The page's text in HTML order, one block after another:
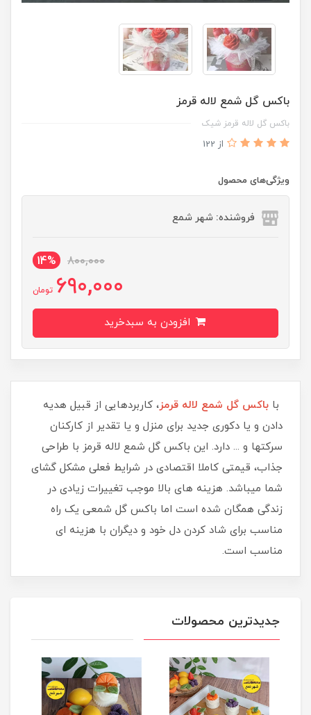
باکس گل شمع لاله قرمز
باکس گل لاله قرمز شیک
از 122
ویژگی‌های محصول
فروشنده: شهر شمع
800,000
14%
690,000 تومان
با باکس گل شمع لاله قرمز، کاربردهایی از قبیل هدیه
دادن و یا دکوری جدید برای منزل و یا تقدیر از کارکنان
سرکتها و ... دارد. این باکس گل شمع لاله قرمز با طراحی
جذاب، قیمتی کاملا اقتصادی در شرایط فعلی مشکل گشای
شما میباشد. هزینه های بالا موجب تغییرات زیادی در
زندگی همگان شده است اما باکس گل شمعی یک راه
مناسب برای شاد کردن دل خود و دیگران با هزینه ای
مناسب است.
جدیدترین محصولات